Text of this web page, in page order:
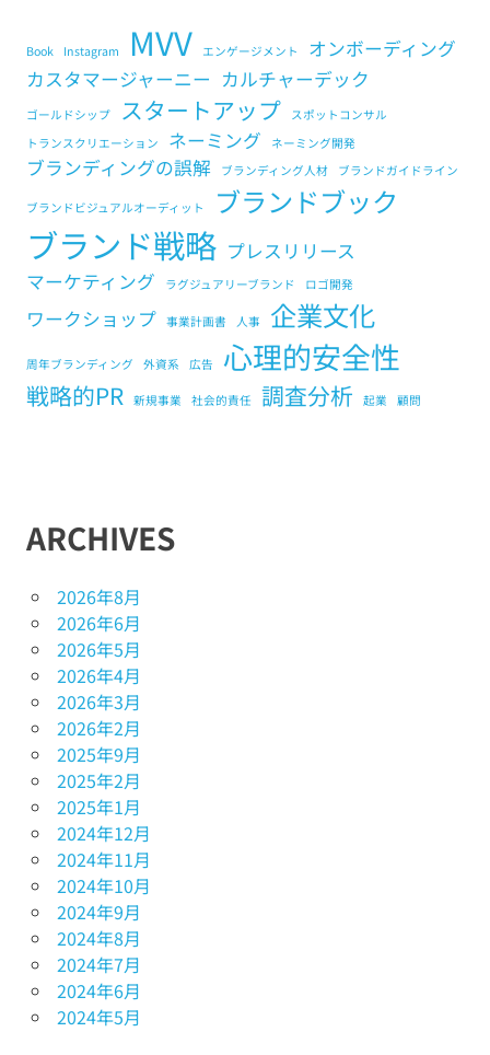
Book Instagram MVV エンゲージメント
オンボーディング
カスタマージャーニー カルチャーデック
ゴールドシップ スタートアップ
スポットコンサル
トランスクリエーション
ネーミング ネーミング開発
ブランディングの誤解 ブランディング人材 ブランドガイドライン
ブランドビジュアルオーディット ブランドブック
ブランド戦略 プレスリリース
マーケティング
ラグジュアリーブランド ロゴ開発
ワークショップ 事業計画書 人事 企業文化
周年ブランディング 外資系 広告 心理的安全性
戦略的PR 新規事業 社会的責任 調査分析 起業 顧問
ARCHIVES
2026年8月
2026年6月
2026年5月
2026年4月
2026年3月
2026年2月
2025年9月
2025年2月
2025年1月
2024年12月
2024年11月
2024年10月
2024年9月
2024年8月
2024年7月
2024年6月
2024年5月